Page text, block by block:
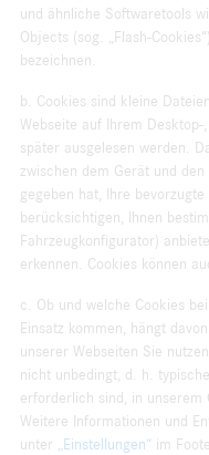
und ähnliche Softwaretools
Objects (sog. „Flash-
bezeichnen.
b. Cookies sind kleine
Webseite auf Ihrem
später ausgelesen werden.
zwischen dem Gerät und
gegeben hat, Ihre
berücksichtigen, Ihnen
Fahrzeugkonfigurator)
erkennen. Cookies können
c. Ob und welche Cookies
Einsatz kommen, hängt
unserer Webseiten Sie
nicht unbedingt, d. h.
erforderlich sind, in unserem
Weitere Informationen und
unter „Einstellungen“ im